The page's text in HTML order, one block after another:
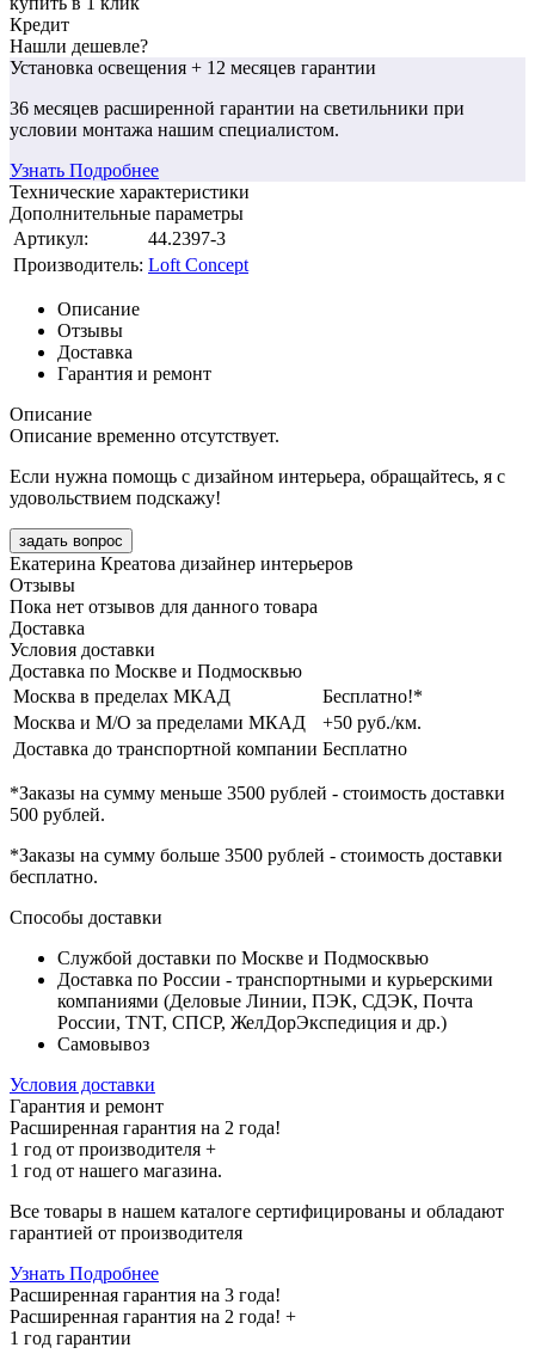
Кредит
Нашли дешевле?
Установка освещения + 12 месяцев гарантии
36 месяцев расширенной гарантии на светильники при
условии монтажа нашим специалистом.
Узнать Подробнее
Технические характеристики
Дополнительные параметры
Артикул:
44.2397-3
Производитель: Loft Concept
Описание
Отзывы
Доставка
Гарантия и ремонт
Описание
Описание временно отсутствует.
Если нужна помощь с дизайном интерьера, обращайтесь, я с
удовольствием подскажу!
задать вопрос
Екатерина Креатова дизайнер интерьеров
Отзывы
Пока нет отзывов для данного товара
Доставка
Условия доставки
Доставка по Москве и Подмосквью
Москва в пределах МКАД
Бесплатно!*
Москва и М/О за пределами МКАД
+50 руб./км.
Доставка до транспортной компании Бесплатно
*Заказы на сумму меньше 3500 рублей - стоимость доставки
500 рублей.
*Заказы на сумму больше 3500 рублей - стоимость доставки
бесплатно.
Способы доставки
Службой доставки по Москве и Подмосквью
Доставка по России - транспортными и курьерскими
компаниями (Деловые Линии, ПЭК, СДЭК, Почта
России, TNT, СПСР, ЖелДорЭкспедиция и др.)
Самовывоз
Условия доставки
Гарантия и ремонт
Расширенная гарантия на 2 года!
1 год от производителя +
1 год от нашего магазина.
Все товары в нашем каталоге сертифицированы и обладают
гарантией от производителя
Узнать Подробнее
Расширенная гарантия на 3 года!
Расширенная гарантия на 2 года! +
1 год гарантии